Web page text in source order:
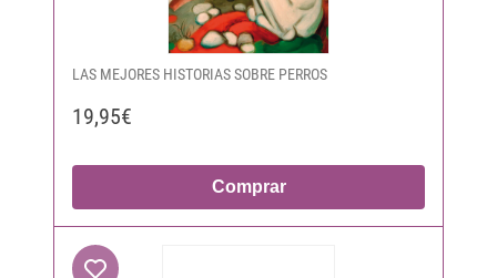
LAS MEJORES HISTORIAS SOBRE PERROS
19,95€
Comprar